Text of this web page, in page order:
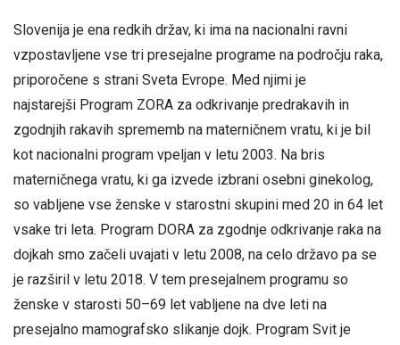
Slovenija je ena redkih držav, ki ima na nacionalni ravni
vzpostavljene vse tri presejalne programe na področju raka,
priporočene s strani Sveta Evrope. Med njimi je
najstarejši Program ZORA za odkrivanje predrakavih in
zgodnjih rakavih sprememb na materničnem vratu, ki je bil
kot nacionalni program vpeljan v letu 2003. Na bris
materničnega vratu, ki ga izvede izbrani osebni ginekolog,
so vabljene vse ženske v starostni skupini med 20 in 64 let
vsake tri leta. Program DORA za zgodnje odkrivanje raka na
dojkah smo začeli uvajati v letu 2008, na celo državo pa se
je razširil v letu 2018. V tem presejalnem programu so
ženske v starosti 50–69 let vabljene na dve leti na
presejalno mamografsko slikanje dojk. Program Svit je